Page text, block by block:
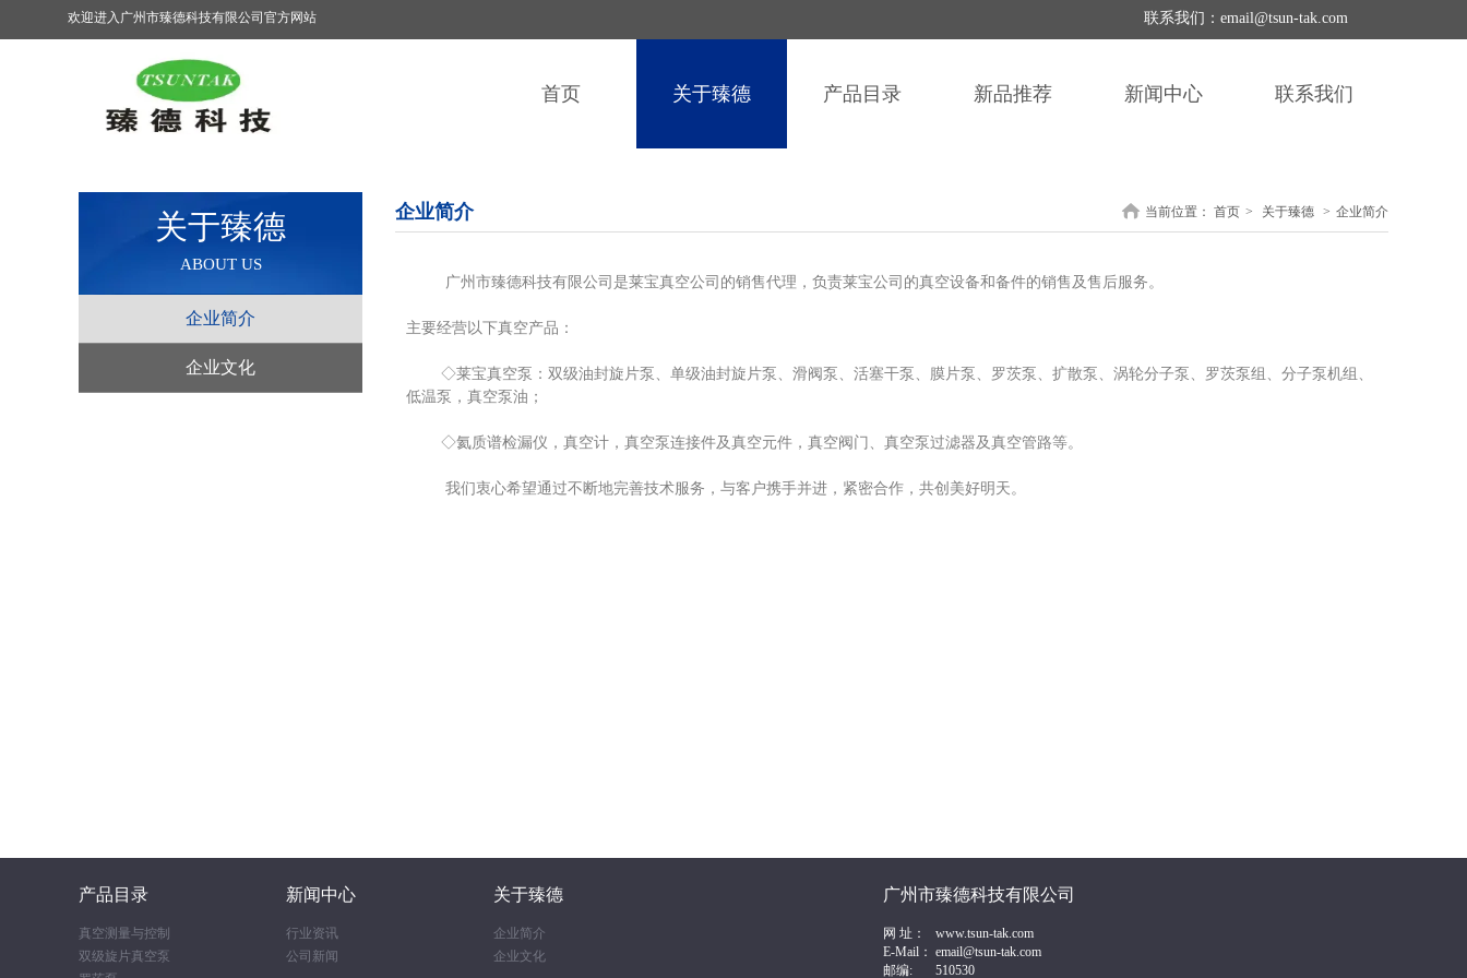
欢迎进入 广州市臻德科技有限公司 官方网站 联系我们：email@tsun-tak.com
首页 关于臻德 产品目录 新品推荐 新闻中心 联系我们
关于臻德
ABOUT US
企业简介
企业文化
企业简介 当前位置： 首页 > 关于臻德 > 企业简介
广州市臻德科技有限公司是莱宝真空公司的销售代理，负责莱宝公司的真空设备和备件的销售及售后服务。
主要经营以下真空产品：
◇莱宝真空泵：双级油封旋片泵、单级油封旋片泵、滑阀泵、活塞干泵、膜片泵、罗茨泵、扩散泵、涡轮分子泵、罗茨泵组、分子泵机组、
低温泵，真空泵油；
◇氦质谱检漏仪，真空计，真空泵连接件及真空元件，真空阀门、真空泵过滤器及真空管路等。
我们衷心希望通过不断地完善技术服务，与客户携手并进，紧密合作，共创美好明天。
广州市臻德科技有限公司
网 址： www.tsun-tak.com
E-Mail： email@tsun-tak.com
邮编: 510530
产品目录
真空测量与控制
双级旋片真空泵
新闻中心
行业资讯
公司新闻
关于臻德
企业简介
企业文化